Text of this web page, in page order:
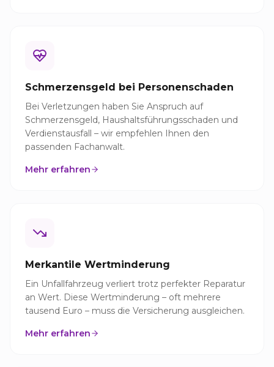
Schmerzensgeld bei Personenschaden
Bei Verletzungen haben Sie Anspruch auf
Schmerzensgeld, Haushaltsführungsschaden und
Verdienstausfall – wir empfehlen Ihnen den
passenden Fachanwalt.
Mehr erfahren
Merkantile Wertminderung
Ein Unfallfahrzeug verliert trotz perfekter Reparatur
an Wert. Diese Wertminderung – oft mehrere
tausend Euro – muss die Versicherung ausgleichen.
Mehr erfahren